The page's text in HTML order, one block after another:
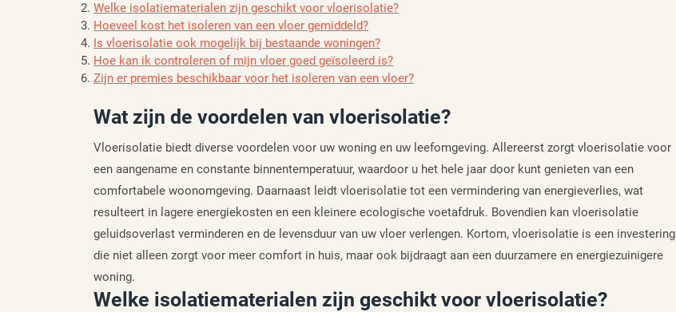
Welke isolatiematerialen zijn geschikt voor vloerisolatie?
Hoeveel kost het isoleren van een vloer gemiddeld?
Is vloerisolatie ook mogelijk bij bestaande woningen?
Hoe kan ik controleren of mijn vloer goed geïsoleerd is?
Zijn er premies beschikbaar voor het isoleren van een vloer?
Wat zijn de voordelen van vloerisolatie?
Vloerisolatie biedt diverse voordelen voor uw woning en uw leefomgeving. Allereerst zorgt vloerisolatie voor
een aangename en constante binnentemperatuur, waardoor u het hele jaar door kunt genieten van een
comfortabele woonomgeving. Daarnaast leidt vloerisolatie tot een vermindering van energieverlies, wat
resulteert in lagere energiekosten en een kleinere ecologische voetafdruk. Bovendien kan vloerisolatie
geluidsoverlast verminderen en de levensduur van uw vloer verlengen. Kortom, vloerisolatie is een investering
die niet alleen zorgt voor meer comfort in huis, maar ook bijdraagt aan een duurzamere en energiezuinigere
woning.
Welke isolatiematerialen zijn geschikt voor vloerisolatie?